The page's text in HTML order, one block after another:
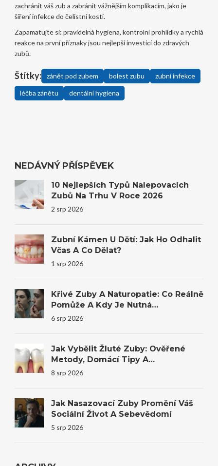
zachránit váš zub a zabránit vážnějším komplikacím, jako je
šíření infekce do čelistní kosti.
Zapamatujte si: pravidelná hygiena, kontrolní prohlídky a rychlá
reakce na první příznaky jsou nejlepší investicí do zdravých
zubů.
Štítky: zánět pod zubem bolest zubu zubní infekce
léčba zánětu dentální hygiena
NEDÁVNÝ PŘÍSPĚVEK
10 Nejlepších Typů Nalepovacích
Zubů Na Trhu V Roce 2026
2 srp 2026
Zubní Kámen U Dětí: Jak Ho Odhalit
Včas A Co Dělat?
1 srp 2026
Křivé Zuby A Naturopatie: Co Reálně
Pomůže A Kdy Je Nutná
Stomatologie
6 srp 2026
Jak Vybělit Žluté Zuby: Ověřené
Metody, Domácí Tipy A
Profesionální Bělení
8 srp 2026
Jak Nasazovací Zuby Promění Váš
Sociální Život A Sebevědomí
5 srp 2026